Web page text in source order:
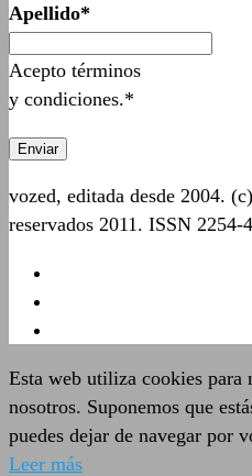
Apellido*
Acepto términos
y condiciones.*
vozed, editada desde 2004.
reservados 2011. ISSN 2254-
Esta web utiliza cookies para
nosotros. Suponemos que
puedes dejar de navegar por
Leer más